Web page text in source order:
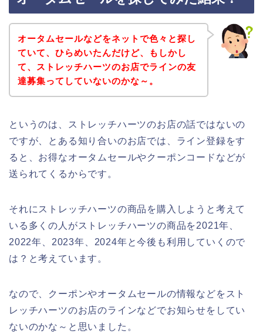
オータムセールなどをネットで色々と探し
ていて、ひらめいたんだけど、もしかし
て、ストレッチハーツのお店でラインの友
達募集ってしていないのかな～。
というのは、ストレッチハーツのお店の話ではないの
ですが、とある知り合いのお店では、ライン登録をす
ると、お得なオータムセールやクーポンコードなどが
送られてくるからです。
それにストレッチハーツの商品を購入しようと考えて
いる多くの人がストレッチハーツの商品を2021年、
2022年、2023年、2024年と今後も利用していくので
は？と考えています。
なので、クーポンやオータムセールの情報などをスト
レッチハーツのお店のラインなどでお知らせをしてい
ないのかな～と思いました。